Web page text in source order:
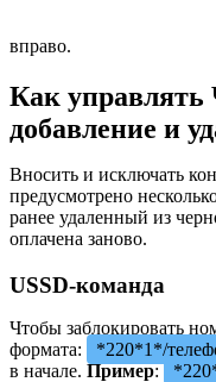
вправо.
Как
добавление и
Вносить и исключать
предусмотрено
ранее удаленный из
оплачена заново.
USSD-команда
Чтобы заблокировать
формата:
*220*1*/
в начале. Пример: